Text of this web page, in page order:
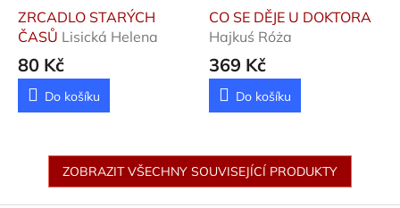
ZRCADLO STARÝCH
ČASŮ Lisická Helena
80 Kč
Do košíku
CO SE DĚJE U DOKTORA
Hajkuś Róża
369 Kč
Do košíku
ZOBRAZIT VŠECHNY SOUVISEJÍCÍ PRODUKTY